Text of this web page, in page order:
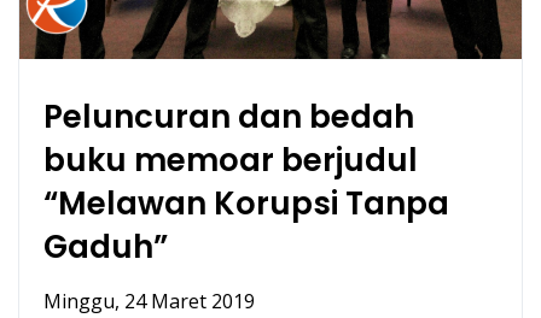
Peluncuran dan bedah
buku memoar berjudul
“Melawan Korupsi Tanpa
Gaduh”
Minggu, 24 Maret 2019